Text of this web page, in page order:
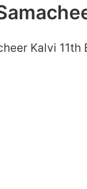
Kalvi 11th